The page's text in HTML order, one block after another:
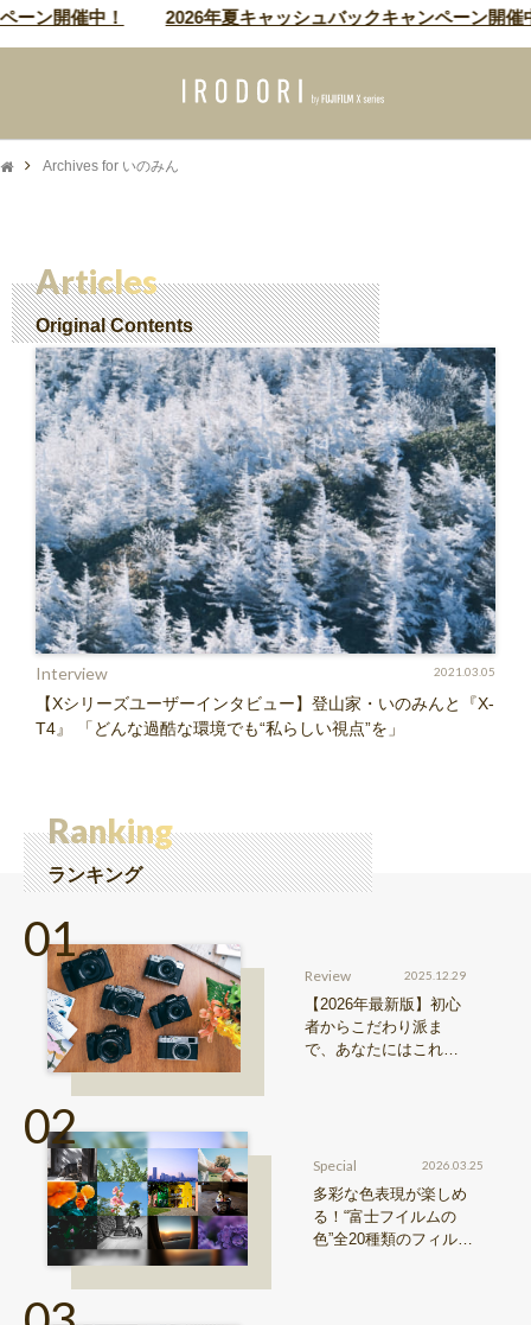
ーン開催中！ 2026年夏キャッシュバックキャンペーン開催
Archives for いのみん
Articles
Original Contents
Interview 2021.03.05
【Xシリーズユーザーインタビュー】登山家・いのみんと『X-
T4』 「どんな過酷な環境でも“私らしい視点”を」
Ranking
ランキング
Review 2025.12.29
【2026年最新版】初心
者からこだわり派ま
で、あなたにはこれが
Special 2026.03.25
多彩な色表現が楽しめ
る！“富士フイルムの
色”全20種類のフィルム